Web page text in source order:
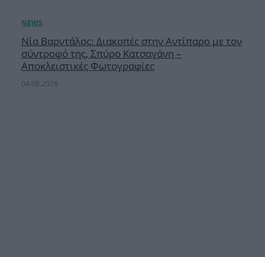
Νία Βαρντάλος: Διακοπές στην Αντίπαρο με τον
σύντροφό της, Σπύρο Κατσαγάνη –
Αποκλειστικές Φωτογραφίες
04.08.2026